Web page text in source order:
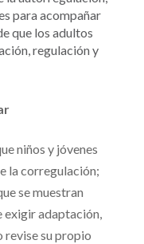
para acompañar
que los adultos
regulación y
niños y jóvenes
la corregulación;
se muestran
exigir adaptación,
revise su propio